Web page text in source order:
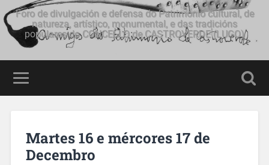
Foro de divulgación e defensa do Patrimonio cultural, de
natureza, artístico, monumental, e das tradicións
populares do CONCELLO de CASTROVERDE (LUGO)
Martes 16 e mércores 17 de
Decembro